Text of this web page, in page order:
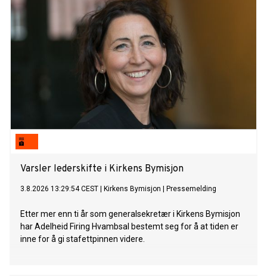
Varsler lederskifte i Kirkens Bymisjon
3.8.2026 13:29:54 CEST Kirkens Bymisjon Pressemelding
Etter mer enn ti år som generalsekretær i Kirkens Bymisjon
har Adelheid Firing Hvambsal bestemt seg for å at tiden er
inne for å gi stafettpinnen videre.